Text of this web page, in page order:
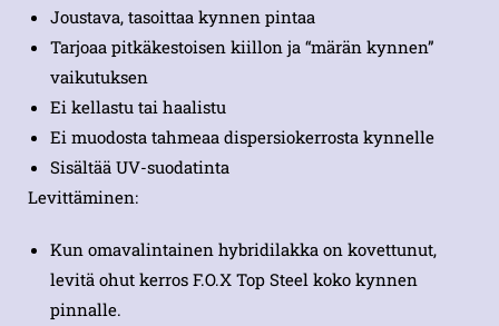
Joustava, tasoittaa kynnen pintaa
Tarjoaa pitkäkestoisen kiillon ja “märän kynnen”
vaikutuksen
Ei kellastu tai haalistu
Ei muodosta tahmeaa dispersiokerrosta kynnelle
Sisältää UV-suodatinta
Levittäminen:
Kun omavalintainen hybridilakka on kovettunut,
levitä ohut kerros F.O.X Top Steel koko kynnen
pinnalle.